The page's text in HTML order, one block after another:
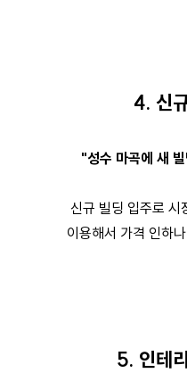
4. 신
"성수 마곡에 새
신규 빌딩 입주로 시
이용해서 가격 인하
5. 인테